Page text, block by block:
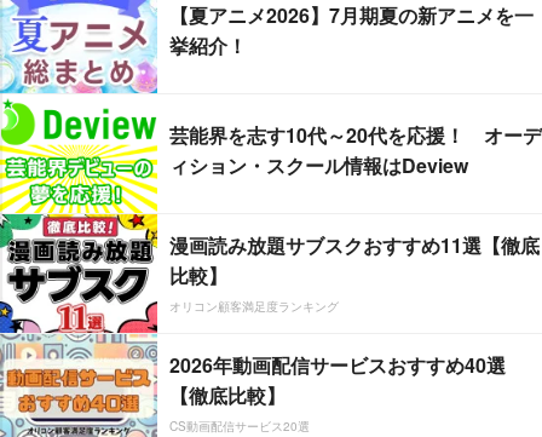
【夏アニメ2026】7月期夏の新アニメを一
挙紹介！
芸能界を志す10代～20代を応援！ オーデ
ィション・スクール情報はDeview
漫画読み放題サブスクおすすめ11選【徹底
比較】
オリコン顧客満足度ランキング
2026年動画配信サービスおすすめ40選
【徹底比較】
CS動画配信サービス20選